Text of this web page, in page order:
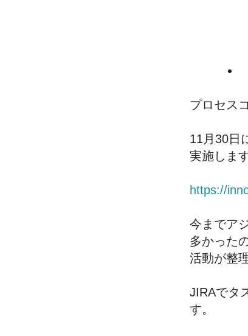
プロセス
11月30日
実施します
https://
今までア
多かった
活動が整
JIRAでタ
す。